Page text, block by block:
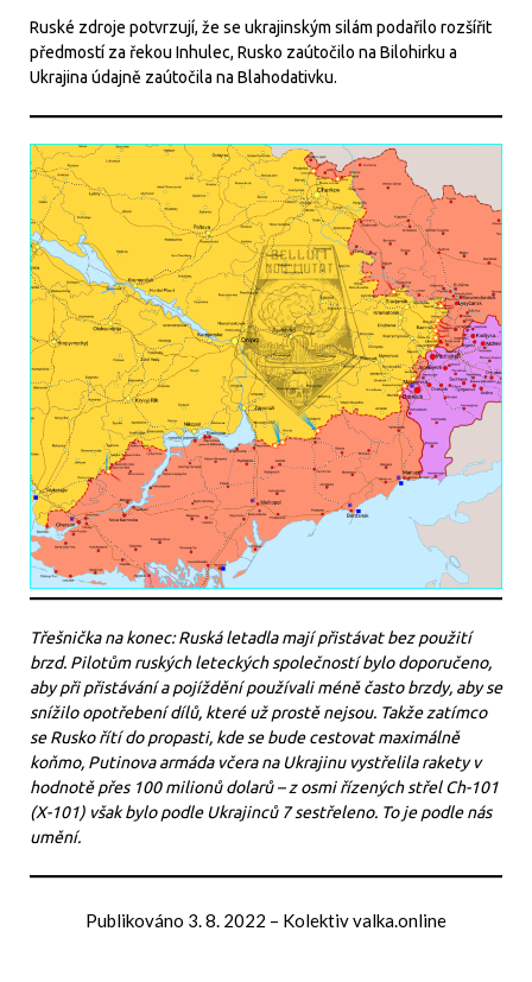
Ruské zdroje potvrzují, že se ukrajinským silám podařilo rozšířit
předmostí za řekou Inhulec, Rusko zaútočilo na Bilohirku a
Ukrajina údajně zaútočila na Blahodativku.
Třešnička na konec: Ruská letadla mají přistávat bez použití
brzd. Pilotům ruských leteckých společností bylo doporučeno,
aby při přistávání a pojíždění používali méně často brzdy, aby se
snížilo opotřebení dílů, které už prostě nejsou. Takže zatímco
se Rusko řítí do propasti, kde se bude cestovat maximálně
koňmo, Putinova armáda včera na Ukrajinu vystřelila rakety v
hodnotě přes 100 milionů dolarů – z osmi řízených střel Ch-101
(X-101) však bylo podle Ukrajinců 7 sestřeleno. To je podle nás
umění.
Publikováno 3. 8. 2022 – Kolektiv valka.online